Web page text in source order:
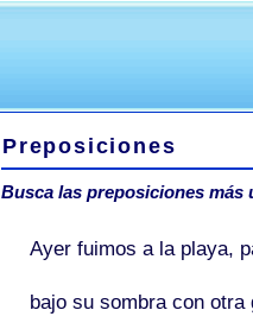
Preposiciones
Busca las preposiciones más
Ayer fuimos ala playa,
bajosu sombra conotra